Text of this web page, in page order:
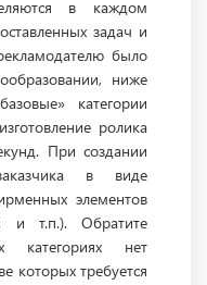
в каждом
задач и
было
ниже
категории
ролика
При создании
в виде
элементов
и т.п.). Обратите
нет
которых требуется